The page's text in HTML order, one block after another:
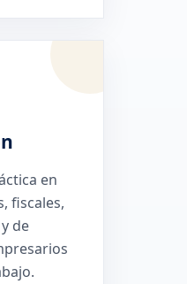
en
fiscales,
de